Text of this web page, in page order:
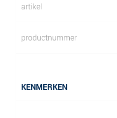
artikel
productnummer
KENMERKEN